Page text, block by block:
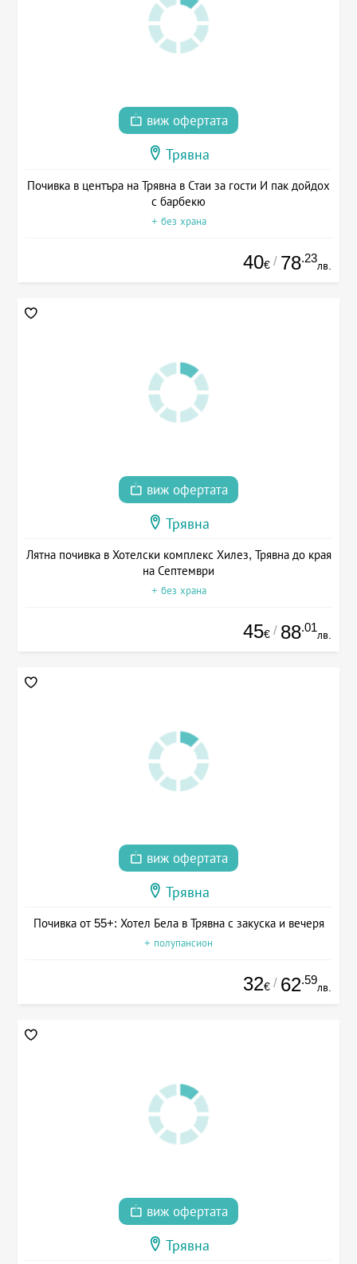
виж офертата
Трявна
Почивка в центъра на Трявна в Стаи за гости И пак дойдох
с барбекю
+ без храна
40€ / 78.23
лв.
виж офертата
Трявна
Лятна почивка в Хотелски комплекс Хилез, Трявна до края
на Септември
+ без храна
45€ / 88.01
лв.
виж офертата
Трявна
Почивка от 55+: Хотел Бела в Трявна с закуска и вечеря
+ полупансион
32€ / 62.59
лв.
виж офертата
Трявна